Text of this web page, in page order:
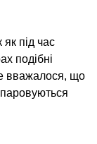
під час
подібні
вважалося, що